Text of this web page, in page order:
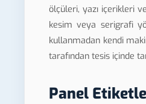
ölçüleri, yazı içerikleri
kesim veya serigrafi
kullanmadan kendi
tarafından tesis içinde
Panel